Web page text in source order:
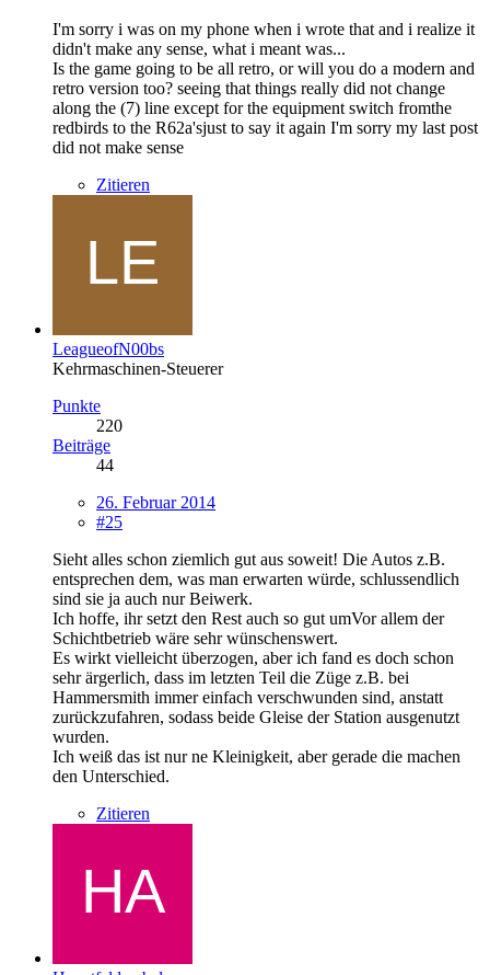
I'm sorry i was on my phone when i wrote that and i realize it
didn't make any sense, what i meant was...
Is the game going to be all retro, or will you do a modern and
retro version too? seeing that things really did not change
along the (7) line except for the equipment switch fromthe
redbirds to the R62a'sjust to say it again I'm sorry my last post
did not make sense
Zitieren
LeagueofN00bs
Kehrmaschinen-Steuerer
Punkte
220
Beiträge
44
26. Februar 2014
#25
Sieht alles schon ziemlich gut aus soweit! Die Autos z.B.
entsprechen dem, was man erwarten würde, schlussendlich
sind sie ja auch nur Beiwerk.
Ich hoffe, ihr setzt den Rest auch so gut umVor allem der
Schichtbetrieb wäre sehr wünschenswert.
Es wirkt vielleicht überzogen, aber ich fand es doch schon
sehr ärgerlich, dass im letzten Teil die Züge z.B. bei
Hammersmith immer einfach verschwunden sind, anstatt
zurückzufahren, sodass beide Gleise der Station ausgenutzt
wurden.
Ich weiß das ist nur ne Kleinigkeit, aber gerade die machen
den Unterschied.
Zitieren